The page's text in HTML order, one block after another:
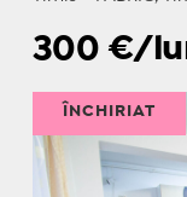
300 €/
ÎNCHIRIAT